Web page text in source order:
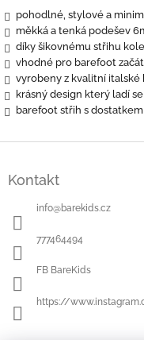
pohodlné, stylové a
měkká a tenká podešev
díky šikovnému střihu
vhodné pro barefoot
vyrobeny z kvalitní italské
krásný design který ladí
barefoot střih s
Kontakt
info@barekids.cz
777464494
FB BareKids
https://